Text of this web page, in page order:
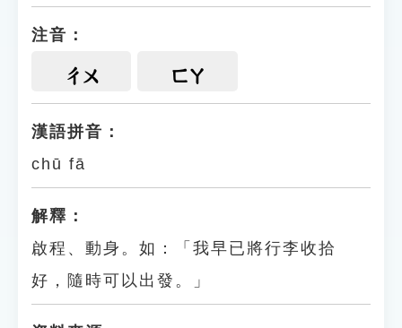
注音：
ㄔㄨ ㄈㄚ
漢語拼音：
chū fā
解釋：
啟程、動身。如：「我早已將行李收拾
好，隨時可以出發。」